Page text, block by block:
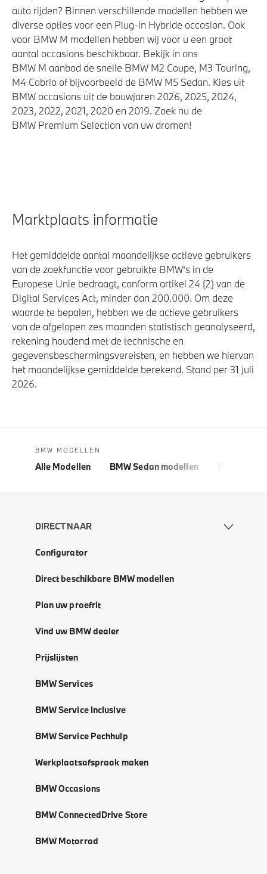
auto rijden? Binnen verschillende modellen hebben we
diverse opties voor een Plug-in Hybride occasion. Ook
voor BMW M modellen hebben wij voor u een groot
aantal occasions beschikbaar. Bekijk in ons
BMW M aanbod de snelle BMW M2 Coupe, M3 Touring,
M4 Cabrio of bijvoorbeeld de BMW M5 Sedan. Kies uit
BMW occasions uit de bouwjaren 2026, 2025, 2024,
2023, 2022, 2021, 2020 en 2019. Zoek nu de
BMW Premium Selection van uw dromen!
Marktplaats informatie
Het gemiddelde aantal maandelijkse actieve gebruikers
van de zoekfunctie voor gebruikte BMW's in de
Europese Unie bedraagt, conform artikel 24 (2) van de
Digital Services Act, minder dan 200.000. Om deze
waarde te bepalen, hebben we de actieve gebruikers
van de afgelopen zes maanden statistisch geanalyseerd,
rekening houdend met de technische en
gegevensbeschermingsvereisten, en hebben we hiervan
het maandelijkse gemiddelde berekend. Stand per 31 juli
2026.
BMW MODELLEN
Alle Modellen BMW Sedan modellen
DIRECT NAAR
Configurator
Direct beschikbare BMW modellen
Plan uw proefrit
Vind uw BMW dealer
Prijslijsten
BMW Services
BMW Service Inclusive
BMW Service Pechhulp
Werkplaatsafspraak maken
BMW Occasions
BMW ConnectedDrive Store
BMW Motorrad